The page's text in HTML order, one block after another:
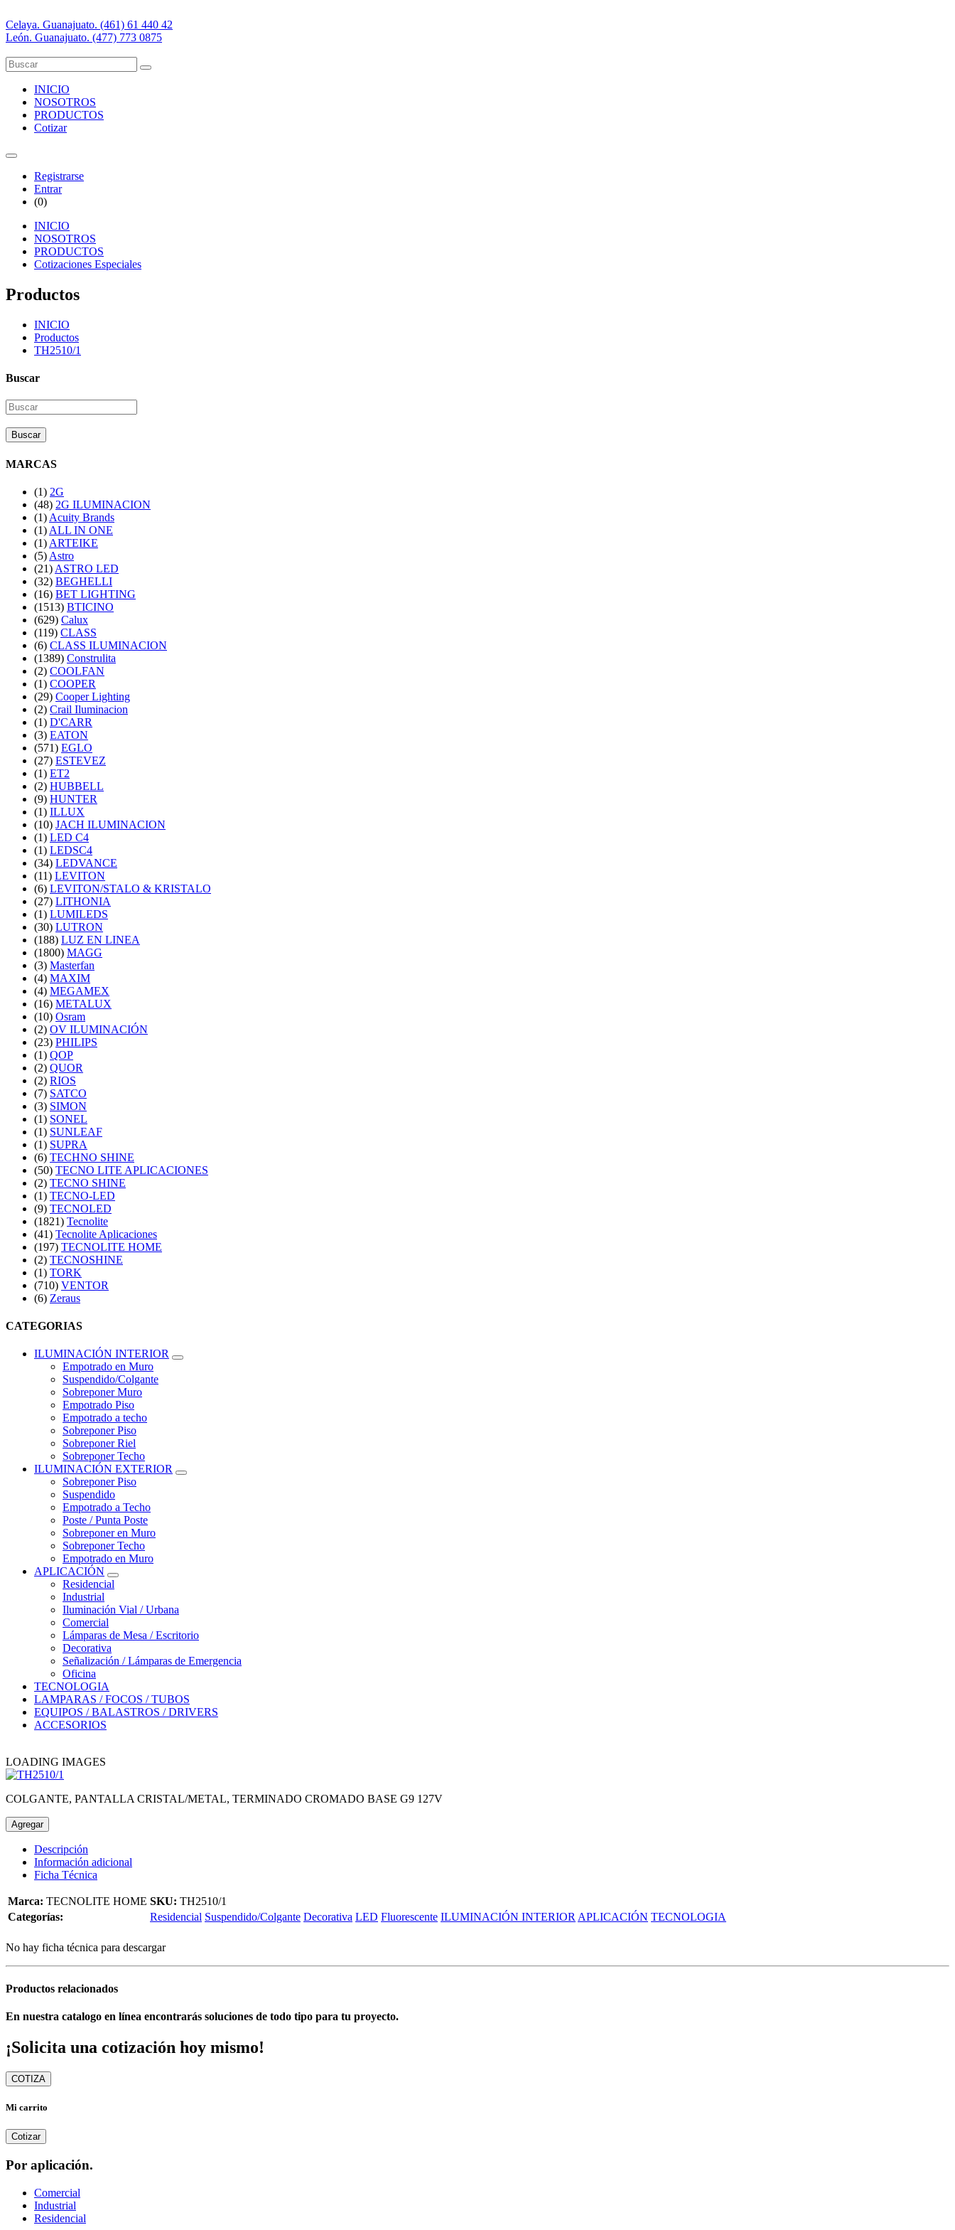
Celaya. Guanajuato. (461) 61 440 42
León. Guanajuato. (477) 773 0875
INICIO
NOSOTROS
PRODUCTOS
Cotizar
Registrarse
Entrar
(0)
INICIO
NOSOTROS
PRODUCTOS
Cotizaciones Especiales
Productos
INICIO
Productos
TH2510/1
Buscar
Buscar
MARCAS
(1) 2G
(48) 2G ILUMINACION
(1) Acuity Brands
(1) ALL IN ONE
(1) ARTEIKE
(5) Astro
(21) ASTRO LED
(32) BEGHELLI
(16) BET LIGHTING
(1513) BTICINO
(629) Calux
(119) CLASS
(6) CLASS ILUMINACION
(1389) Construlita
(2) COOLFAN
(1) COOPER
(29) Cooper Lighting
(2) Crail Iluminacion
(1) D'CARR
(3) EATON
(571) EGLO
(27) ESTEVEZ
(1) ET2
(2) HUBBELL
(9) HUNTER
(1) ILLUX
(10) JACH ILUMINACION
(1) LED C4
(1) LEDSC4
(34) LEDVANCE
(11) LEVITON
(6) LEVITON/STALO & KRISTALO
(27) LITHONIA
(1) LUMILEDS
(30) LUTRON
(188) LUZ EN LINEA
(1800) MAGG
(3) Masterfan
(4) MAXIM
(4) MEGAMEX
(16) METALUX
(10) Osram
(2) OV ILUMINACIÓN
(23) PHILIPS
(1) QOP
(2) QUOR
(2) RIOS
(7) SATCO
(3) SIMON
(1) SONEL
(1) SUNLEAF
(1) SUPRA
(6) TECHNO SHINE
(50) TECNO LITE APLICACIONES
(2) TECNO SHINE
(1) TECNO-LED
(9) TECNOLED
(1821) Tecnolite
(41) Tecnolite Aplicaciones
(197) TECNOLITE HOME
(2) TECNOSHINE
(1) TORK
(710) VENTOR
(6) Zeraus
CATEGORIAS
ILUMINACIÓN INTERIOR
Empotrado en Muro
Suspendido/Colgante
Sobreponer Muro
Empotrado Piso
Empotrado a techo
Sobreponer Piso
Sobreponer Riel
Sobreponer Techo
ILUMINACIÓN EXTERIOR
Sobreponer Piso
Suspendido
Empotrado a Techo
Poste / Punta Poste
Sobreponer en Muro
Sobreponer Techo
Empotrado en Muro
APLICACIÓN
Residencial
Industrial
Iluminación Vial / Urbana
Comercial
Lámparas de Mesa / Escritorio
Decorativa
Señalización / Lámparas de Emergencia
Oficina
TECNOLOGIA
LAMPARAS / FOCOS / TUBOS
EQUIPOS / BALASTROS / DRIVERS
ACCESORIOS
LOADING IMAGES
COLGANTE, PANTALLA CRISTAL/METAL, TERMINADO CROMADO BASE G9 127V
Agregar
Descripción
Información adicional
Ficha Técnica
Marca: TECNOLITE HOME SKU: TH2510/1
Categorías:
Residencial Suspendido/Colgante Decorativa LED Fluorescente ILUMINACIÓN INTERIORAPLICACIÓN TECNOLOGIA
No hay ficha técnica para descargar
Productos relacionados
En nuestra catalogo en línea encontrarás soluciones de todo tipo para tu proyecto.
¡Solicita una cotización hoy mismo!
COTIZA
Mi carrito
Cotizar
Por aplicación.
Comercial
Industrial
Residencial